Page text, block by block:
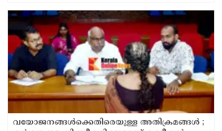
വയോജനങ്ങൾക്കെതിരെയുള്ള അതിക്രമങ്ങൾ ;